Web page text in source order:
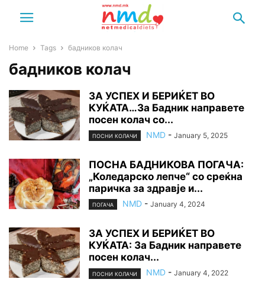
Home Tags бадников колач
бадников колач
ЗА УСПЕХ И БЕРИЌЕТ ВО
КУЌАТА…За Бадник направете
посен колач со...
ПОСНИ КОЛАЧИ NMD - January 5, 2025
ПОСНА БАДНИКОВА ПОГАЧА:
„Коледарско лепче“ со среќна
паричка за здравје и...
ПОГАЧА NMD - January 4, 2024
ЗА УСПЕХ И БЕРИЌЕТ ВО
КУЌАТА: За Бадник направете
посен колач...
ПОСНИ КОЛАЧИ NMD - January 4, 2022